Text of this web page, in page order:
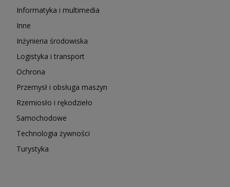
Informatyka i multimedia
Inne
Inżynieria środowiska
Logistyka i transport
Ochrona
Przemysł i obsługa maszyn
Rzemiosło i rękodzieło
Samochodowe
Technologia żywności
Turystyka